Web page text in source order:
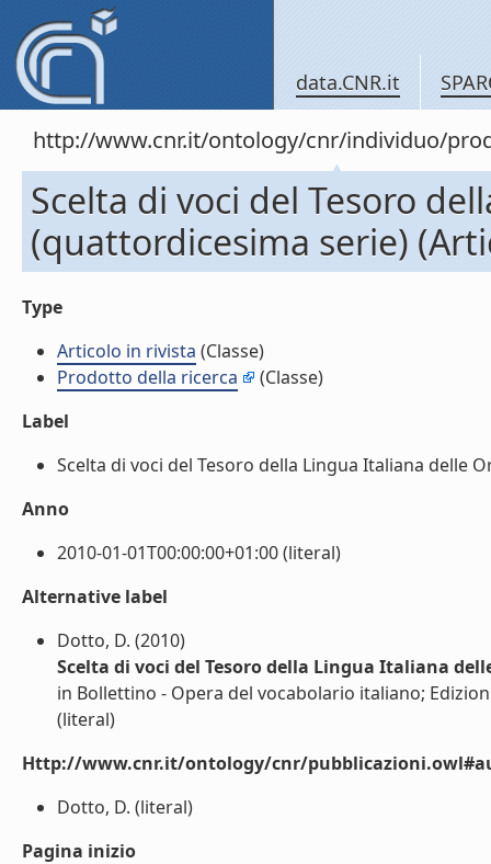
data.CNR.it
http://www.cnr.it/ontology/cnr/individuo/
Scelta di voci del Tesoro
(quattordicesima serie)
Type
Articolo in rivista (Classe)
Prodotto della ricerca
(Classe)
Label
Scelta di voci del Tesoro della Lingua Italiana delle
Anno
2010-01-01T00:00:00+01:00 (literal)
Alternative label
Dotto, D. (2010)
Scelta di voci del Tesoro della Lingua Italiana
in Bollettino - Opera del vocabolario italiano;
(literal)
Http://www.cnr.it/ontology/cnr/
Dotto, D. (literal)
Pagina inizio